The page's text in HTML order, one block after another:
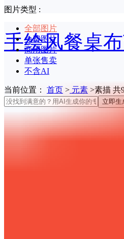
图片类型 :
全部图片
免费图片
商用图片
单张售卖
不含AI
当前位置： 首页 > 元素 >素描 共
立即生
手绘风餐桌